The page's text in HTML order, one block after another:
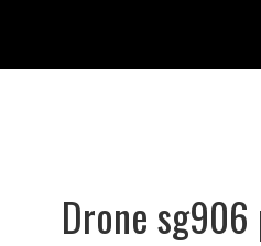
Drone sg906